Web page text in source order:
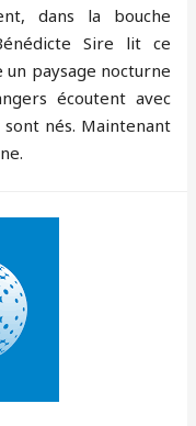
dans la bouche
Sire lit ce
paysage nocturne
écoutent avec
nés. Maintenant